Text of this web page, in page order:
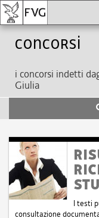
Concorsi
i concorsi indetti
Giulia
I testi
consultazione